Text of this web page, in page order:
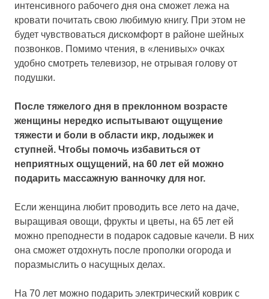
интенсивного рабочего дня она сможет лежа на
кровати почитать свою любимую книгу. При этом не
будет чувствоваться дискомфорт в районе шейных
позвонков. Помимо чтения, в «ленивых» очках
удобно смотреть телевизор, не отрывая голову от
подушки.
После тяжелого дня в преклонном возрасте
женщины нередко испытывают ощущение
тяжести и боли в области икр, лодыжек и
ступней. Чтобы помочь избавиться от
неприятных ощущений, на 60 лет ей можно
подарить массажную ванночку для ног.
Если женщина любит проводить все лето на даче,
выращивая овощи, фрукты и цветы, на 65 лет ей
можно преподнести в подарок садовые качели. В них
она сможет отдохнуть после прополки огорода и
поразмыслить о насущных делах.
На 70 лет можно подарить электрический коврик с